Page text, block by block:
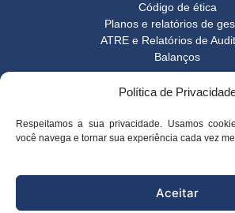
Política de
Respeitamos a sua privacidade. Usamos
você navega e tornar sua experiência cada vez
Aceitar
Código de ética
Planos e relatórios de
ATRE e Relatórios de
Balanços
Boletim FEST
Notícias Gerais
© 2026 FEST - Fundação Espírito-santense de
Arco Websites & E-